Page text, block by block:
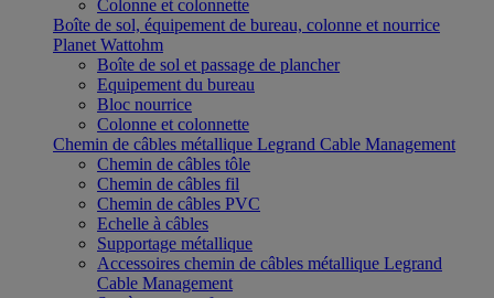
Colonne et colonnette
Boîte de sol, équipement de bureau, colonne et nourrice
Planet Wattohm
Boîte de sol et passage de plancher
Equipement du bureau
Bloc nourrice
Colonne et colonnette
Chemin de câbles métallique Legrand Cable Management
Chemin de câbles tôle
Chemin de câbles fil
Chemin de câbles PVC
Echelle à câbles
Supportage métallique
Accessoires chemin de câbles métallique Legrand
Cable Management